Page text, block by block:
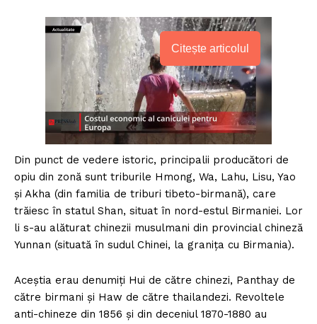
Citește articolul
Din punct de vedere istoric, principalii producători de
opiu din zonă sunt triburile Hmong, Wa, Lahu, Lisu, Yao
şi Akha (din familia de triburi tibeto-birmană), care
trăiesc în statul Shan, situat în nord-estul Birmaniei. Lor
li s-au alăturat chinezii musulmani din provincial chineză
Yunnan (situată în sudul Chinei, la graniţa cu Birmania).
Aceştia erau denumiţi Hui de către chinezi, Panthay de
către birmani şi Haw de către thailandezi. Revoltele
anti-chineze din 1856 şi din deceniul 1870-1880 au